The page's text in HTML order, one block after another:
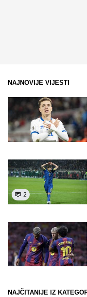
NAJNOVIJE VIJESTI
2
NAJČITANIJE IZ